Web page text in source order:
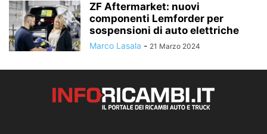
ZF Aftermarket: nuovi
componenti Lemforder per
sospensioni di auto elettriche
Marco Lasala - 21 Marzo 2024